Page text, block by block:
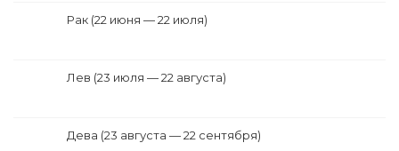
Рак (22 июня — 22 июля)
Лев (23 июля — 22 августа)
Дева (23 августа — 22 сентября)